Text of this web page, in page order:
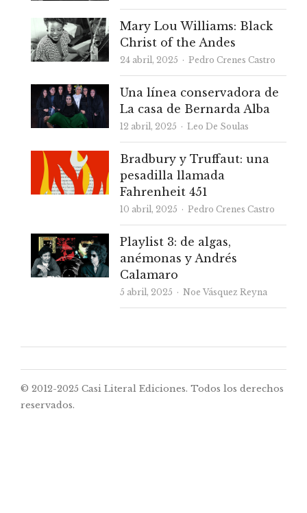
Mary Lou Williams: Black
Christ of the Andes
24 abril, 2025 Autor
Pedro Crenes Castro
Una línea conservadora de
La casa de Bernarda Alba
12 abril, 2025 Autor
Leo De Soulas
Bradbury y Truffaut: una
pesadilla llamada
Fahrenheit 451
10 abril, 2025 Autor
Pedro Crenes Castro
Playlist 3: de algas,
anémonas y Andrés
Calamaro
5 abril, 2025 Autor
Noe Vásquez Reyna
© 2012-2025 Casi Literal Ediciones. Todos los derechos
reservados.